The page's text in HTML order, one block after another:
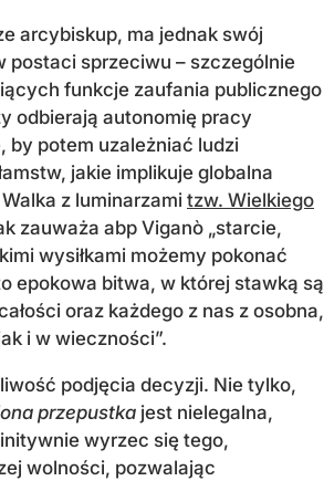
arcybiskup, ma jednak swój
postaci sprzeciwu – szczególnie
funkcje zaufania publicznego
odbierają autonomię pracy
by potem uzależniać ludzi
jakie implikuje globalna
z luminarzami tzw. Wielkiego
zauważa abp Viganò „starcie,
wysiłkami możemy pokonać
epokowa bitwa, w której stawką są
oraz każdego z nas z osobna,
i w wieczności”.
podjęcia decyzji. Nie tylko,
przepustka jest nielegalna,
wyrzec się tego,
wolności, pozwalając